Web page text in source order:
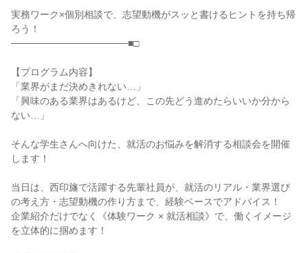
実務ワーク×個別相談で、志望動機がスッと書けるヒントを持ち帰
ろう！
─────────────────■□
【プログラム内容】
「業界がまだ決めきれない…」
「興味のある業界はあるけど、この先どう進めたらいいか分から
ない…」
そんな学生さんへ向けた、就活のお悩みを解消する相談会を開催
します！
当日は、西印旛で活躍する先輩社員が、就活のリアル・業界選び
の考え方・志望動機の作り方まで、経験ベースでアドバイス！
企業紹介だけでなく《体験ワーク × 就活相談》で、働くイメージ
を立体的に掴めます！